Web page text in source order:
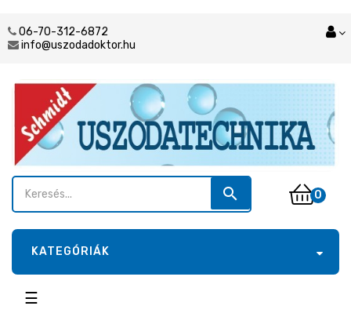
06-70-312-6872
info@uszodadoktor.hu
search 0
KATEGÓRIÁK
Toggle
☰